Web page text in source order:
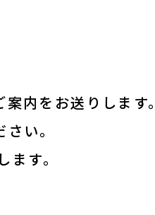
内をお送りします。
い。
す。